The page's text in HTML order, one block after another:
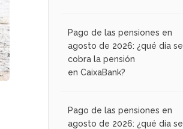
Pago de las pensiones en
agosto de 2026: ¿qué día se
cobra la pensión
en CaixaBank?
Pago de las pensiones en
agosto de 2026: ¿qué día se